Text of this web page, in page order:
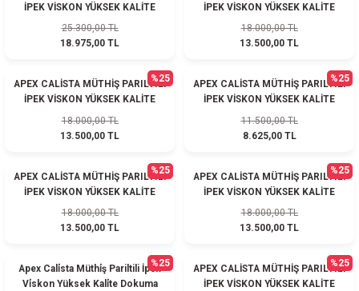
İPEK VİSKON YÜKSEK KALİTE
DOKUMA HALI SALONLAR
PATLAR
25.300,00 TL
18.975,00 TL
İPEK VİSKON YÜKSEK KALİTE
DOKUMA HALI SALONLAR
PATLAR
18.000,00 TL
13.500,00 TL
%25
APEX CALİSTA MÜTHİŞ PARILTILI
İPEK VİSKON YÜKSEK KALİTE
DOKUMA HALI SALONLAR
PATLAR
18.000,00 TL
13.500,00 TL
%25
APEX CALİSTA MÜTHİŞ PARILTILI
İPEK VİSKON YÜKSEK KALİTE
DOKUMA HALI SALONLAR
PATLAR
11.500,00 TL
8.625,00 TL
%25
APEX CALİSTA MÜTHİŞ PARILTILI
İPEK VİSKON YÜKSEK KALİTE
DOKUMA HALI SALONLAR
PATLAR
18.000,00 TL
13.500,00 TL
%25
APEX CALİSTA MÜTHİŞ PARILTILI
İPEK VİSKON YÜKSEK KALİTE
DOKUMA HALI SALONLAR
PATLAR
18.000,00 TL
13.500,00 TL
%25
Apex Cali̇sta Müthi̇ş Pariltili İpek
Vi̇skon Yüksek Kali̇te Dokuma
%25
APEX CALİSTA MÜTHİŞ PARILTILI
İPEK VİSKON YÜKSEK KALİTE